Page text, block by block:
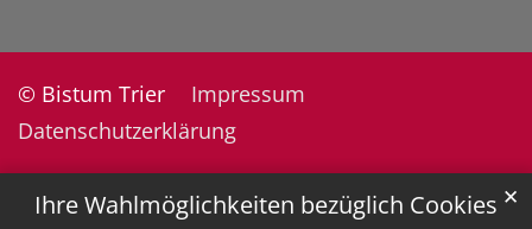
Ihre Wahlmöglichkeiten bezüglich Cookies ✕
© Bistum Trier
Impressum
Datenschutzerklärung